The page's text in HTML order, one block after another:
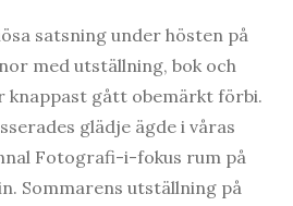
satsning under hösten på
med utställning, bok och
knappast gått obemärkt förbi.
glädje ägde i våras
Fotografi-i-fokus rum på
Sommarens utställning på